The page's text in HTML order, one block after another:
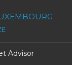
Advisor